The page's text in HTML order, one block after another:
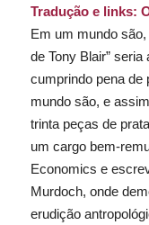
Tradução e links:
Em um mundo
de Tony Blair”
cumprindo pena de
mundo são, e
trinta peças de
um cargo bem-
Economics e
Murdoch, onde
erudição